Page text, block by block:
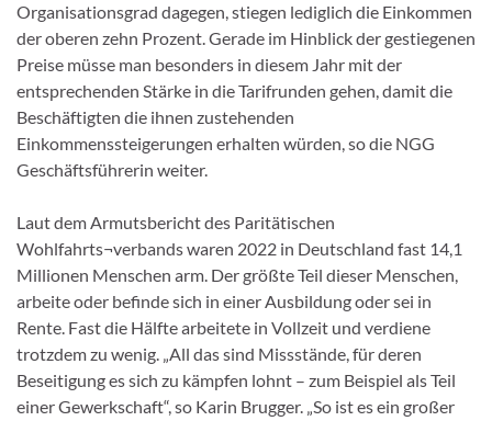
Organisationsgrad dagegen, stiegen lediglich die Einkommen
der oberen zehn Prozent. Gerade im Hinblick der gestiegenen
Preise müsse man besonders in diesem Jahr mit der
entsprechenden Stärke in die Tarifrunden gehen, damit die
Beschäftigten die ihnen zustehenden
Einkommenssteigerungen erhalten würden, so die NGG
Geschäftsführerin weiter.
Laut dem Armutsbericht des Paritätischen
Wohlfahrts¬verbands waren 2022 in Deutschland fast 14,1
Millionen Menschen arm. Der größte Teil dieser Menschen,
arbeite oder befinde sich in einer Ausbildung oder sei in
Rente. Fast die Hälfte arbeitete in Vollzeit und verdiene
trotzdem zu wenig. „All das sind Missstände, für deren
Beseitigung es sich zu kämpfen lohnt – zum Beispiel als Teil
einer Gewerkschaft“, so Karin Brugger. „So ist es ein großer